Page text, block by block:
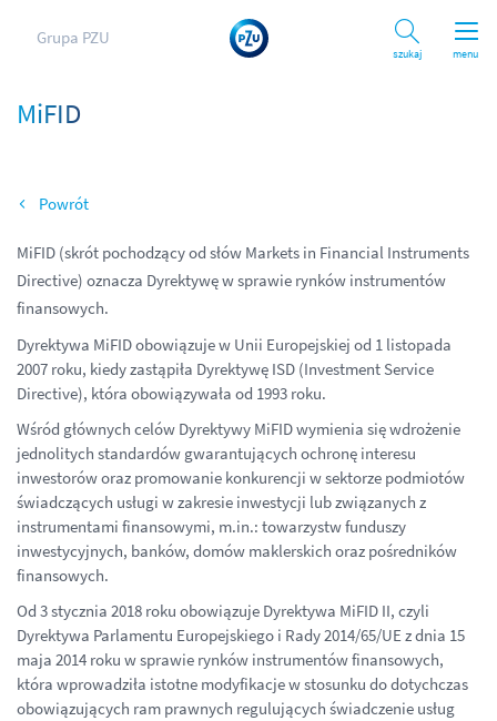
menu
Grupa PZU
Szukaj
MiFID
Wróć
MiFID (skrót pochodzący od słów Markets in Financial Instruments
Directive) oznacza Dyrektywę w sprawie rynków instrumentów
finansowych.
Dyrektywa MiFID obowiązuje w Unii Europejskiej od 1 listopada
2007 roku, kiedy zastąpiła Dyrektywę ISD (Investment Service
Directive), która obowiązywała od 1993 roku.
Wśród głównych celów Dyrektywy MiFID wymienia się wdrożenie
jednolitych standardów gwarantujących ochronę interesu
inwestorów oraz promowanie konkurencji w sektorze podmiotów
świadczących usługi w zakresie inwestycji lub związanych z
instrumentami finansowymi, m.in.: towarzystw funduszy
inwestycyjnych, banków, domów maklerskich oraz pośredników
finansowych.
Od 3 stycznia 2018 roku obowiązuje Dyrektywa MiFID II, czyli
Dyrektywa Parlamentu Europejskiego i Rady 2014/65/UE z dnia 15
maja 2014 roku w sprawie rynków instrumentów finansowych,
która wprowadziła istotne modyfikacje w stosunku do dotychczas
obowiązujących ram prawnych regulujących świadczenie usług